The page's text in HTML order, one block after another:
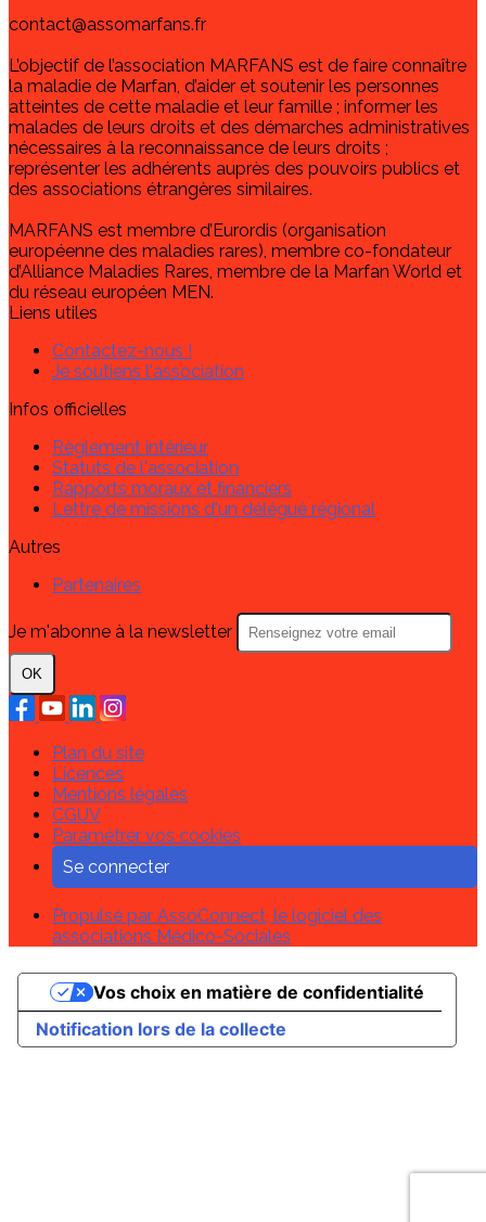
contact@assomarfans.fr
L’objectif de l’association MARFANS est de faire connaître
la maladie de Marfan, d’aider et soutenir les personnes
atteintes de cette maladie et leur famille ; informer les
malades de leurs droits et des démarches administratives
nécessaires à la reconnaissance de leurs droits ;
représenter les adhérents auprès des pouvoirs publics et
des associations étrangères similaires.
MARFANS est membre d’Eurordis (organisation
européenne des maladies rares), membre co-fondateur
d’Alliance Maladies Rares, membre de la Marfan World et
du réseau européen MEN.
Liens utiles
Contactez-nous !
Je soutiens l'association
Infos officielles
Règlement intérieur
Statuts de l'association
Rapports moraux et financiers
Lettre de missions d'un délégué régional
Autres
Partenaires
Je m'abonne à la newsletter
OK
Plan du site
Licences
Mentions légales
CGUV
Paramétrer vos cookies
Se connecter
Propulsé par AssoConnect, le logiciel des
associations Médico-Sociales
Notification lors de la collecte
Vos choix en matière de confidentialité